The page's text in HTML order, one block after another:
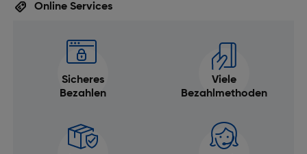
Online Services
Sicheres
Bezahlen
Viele
Bezahlmethoden